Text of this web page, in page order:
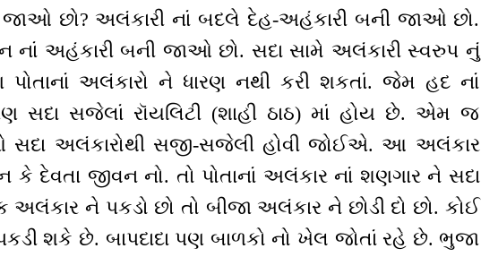
છો? અલંકારી નાં બદલે દેહ-અહંકારી બની જાઓ છો.
નાં અહંકારી બની જાઓ છો. સદા સામે અલંકારી સ્વરુપ નું
પોતાનાં અલંકારો ને ધારણ નથી કરી શકતાં. જેમ હદ નાં
સદા સજેલાં રૉયલિટી (શાહી ઠાઠ) માં હોય છે. એમ જ
સદા અલંકારોથી સજી-સજેલી હોવી જોઈએ. આ અલંકાર
દેવતા જીવન નો. તો પોતાનાં અલંકાર નાં શણગાર ને સદા
ને પકડો છો તો બીજા અલંકાર ને છોડી દો છો. કોઈ
શકે છે. બાપદાદા પણ બાળકો નો ખેલ જોતાં રહે છે. ભુજા